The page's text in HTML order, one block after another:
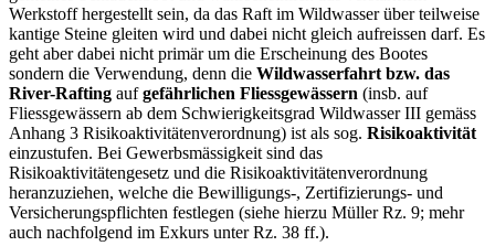
Werkstoff hergestellt sein, da das Raft im Wildwasser über teilweise
kantige Steine gleiten wird und dabei nicht gleich aufreissen darf. Es
geht aber dabei nicht primär um die Erscheinung des Bootes
sondern die Verwendung, denn die Wildwasserfahrt bzw. das
River-Rafting aufgefährlichen Fliessgewässern (insb. auf
Fliessgewässern ab dem Schwierigkeitsgrad Wildwasser III gemäss
Anhang 3 Risikoaktivitätenverordnung) ist als sog. Risikoaktivität
einzustufen. Bei Gewerbsmässigkeit sind das
Risikoaktivitätengesetz und die Risikoaktivitätenverordnung
heranzuziehen, welche die Bewilligungs-, Zertifizierungs- und
Versicherungspflichten festlegen (siehe hierzu MüllerRz. 9; mehr
auch nachfolgend im Exkurs unter Rz. 38 ff.).